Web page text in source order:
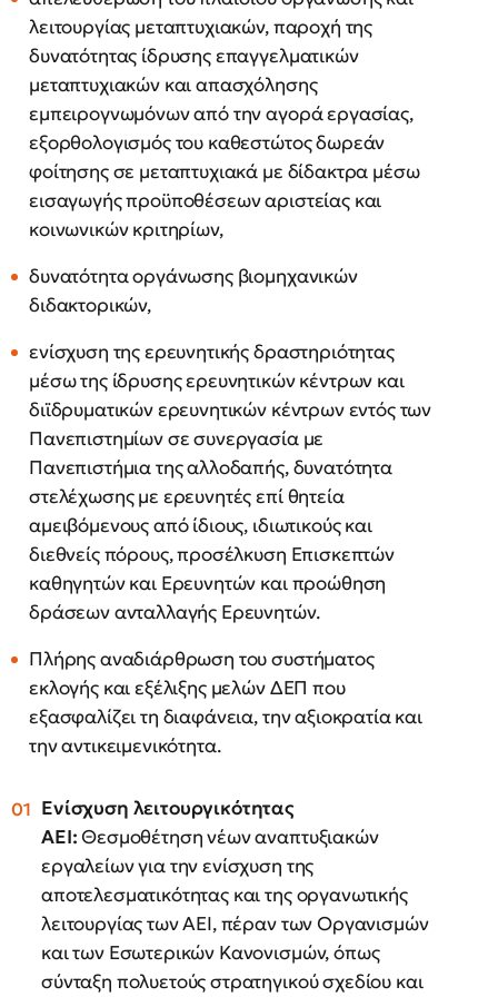
λειτουργίας μεταπτυχιακών, παροχή της
δυνατότητας ίδρυσης επαγγελματικών
μεταπτυχιακών και απασχόλησης
εμπειρογνωμόνων από την αγορά εργασίας,
εξορθολογισμός του καθεστώτος δωρεάν
φοίτησης σε μεταπτυχιακά με δίδακτρα μέσω
εισαγωγής προϋποθέσεων αριστείας και
κοινωνικών κριτηρίων,
δυνατότητα οργάνωσης βιομηχανικών
διδακτορικών,
ενίσχυση της ερευνητικής δραστηριότητας
μέσω της ίδρυσης ερευνητικών κέντρων και
διϊδρυματικών ερευνητικών κέντρων εντός των
Πανεπιστημίων σε συνεργασία με
Πανεπιστήμια της αλλοδαπής, δυνατότητα
στελέχωσης με ερευνητές επί θητεία
αμειβόμενους από ίδιους, ιδιωτικούς και
διεθνείς πόρους, προσέλκυση Επισκεπτών
καθηγητών και Ερευνητών και προώθηση
δράσεων ανταλλαγής Ερευνητών.
Πλήρης αναδιάρθρωση του συστήματος
εκλογής και εξέλιξης μελών ΔΕΠ που
εξασφαλίζει τη διαφάνεια, την αξιοκρατία και
την αντικειμενικότητα.
Ενίσχυση λειτουργικότητας
ΑΕΙ: Θεσμοθέτηση νέων αναπτυξιακών
εργαλείων για την ενίσχυση της
αποτελεσματικότητας και της οργανωτικής
λειτουργίας των ΑΕΙ, πέραν των Οργανισμών
και των Εσωτερικών Κανονισμών, όπως
σύνταξη πολυετούς στρατηγικού σχεδίου και